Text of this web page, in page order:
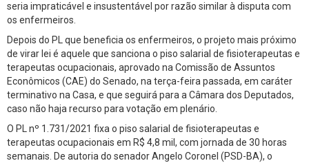
seria impraticável e insustentável por razão similar à disputa com
os enfermeiros.
Depois do PL que beneficia os enfermeiros, o projeto mais próximo
de virar lei é aquele que sanciona o piso salarial de fisioterapeutas e
terapeutas ocupacionais, aprovado na Comissão de Assuntos
Econômicos (CAE) do Senado, na terça-feira passada, em caráter
terminativo na Casa, e que seguirá para a Câmara dos Deputados,
caso não haja recurso para votação em plenário.
O PL nº 1.731/2021 fixa o piso salarial de fisioterapeutas e
terapeutas ocupacionais em R$ 4,8 mil, com jornada de 30 horas
semanais. De autoria do senador Angelo Coronel (PSD-BA), o